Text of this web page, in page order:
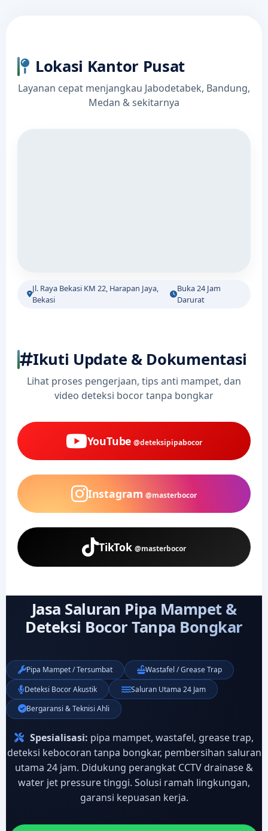
Lokasi Kantor Pusat
Layanan cepat menjangkau Jabodetabek, Bandung,
Medan & sekitarnya
Jl. Raya Bekasi KM 22, Harapan Jaya,
Bekasi
Buka 24 Jam
Darurat
Ikuti Update & Dokumentasi
Lihat proses pengerjaan, tips anti mampet, dan
video deteksi bocor tanpa bongkar
YouTube @deteksipipabocor
Instagram @masterbocor
TikTok @masterbocor
Jasa Saluran Pipa Mampet &
Deteksi Bocor Tanpa Bongkar
Pipa Mampet / Tersumbat
Wastafel / Grease Trap
Deteksi Bocor Akustik
Saluran Utama 24 Jam
Bergaransi & Teknisi Ahli
Spesialisasi: pipa mampet, wastafel, grease trap,
deteksi kebocoran tanpa bongkar, pembersihan saluran
utama 24 jam. Didukung perangkat CCTV drainase &
water jet pressure tinggi. Solusi ramah lingkungan,
garansi kepuasan kerja.